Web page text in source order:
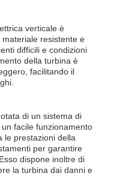
verticale è
resistente e
difficili e condizioni
della turbina è
facilitando il
di un sistema di
facile funzionamento
le prestazioni della
per garantire
dispone inoltre di
la turbina dai danni e